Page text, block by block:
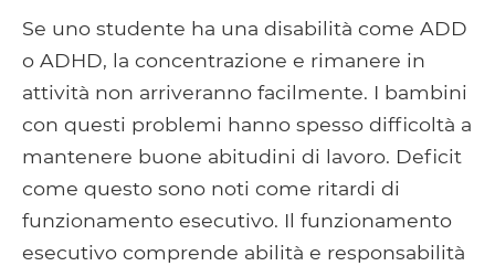
Se uno studente ha una disabilità come ADD
o ADHD, la concentrazione e rimanere in
attività non arriveranno facilmente. I bambini
con questi problemi hanno spesso difficoltà a
mantenere buone abitudini di lavoro. Deficit
come questo sono noti come ritardi di
funzionamento esecutivo. Il funzionamento
esecutivo comprende abilità e responsabilità